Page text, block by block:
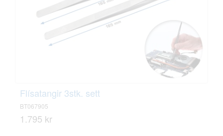
Flísatangir 3stk. sett
BT067905
1.795 kr